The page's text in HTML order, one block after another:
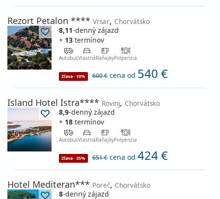
Rezort Petalon **** Vrsar, Chorvátsko
8,11-denný zájazd
+ 13 termínov
AutobusVlastnáRaňajkyPolpenzia
Zľava - 10% 600 € cena od 540 €
Island Hotel Istra**** Rovinj, Chorvátsko
8,9-denný zájazd
+ 18 termínov
AutobusVlastnáRaňajkyPolpenzia
Zľava - 35% 651 € cena od 424 €
Hotel Mediteran*** Poreč, Chorvátsko
8-denný zájazd